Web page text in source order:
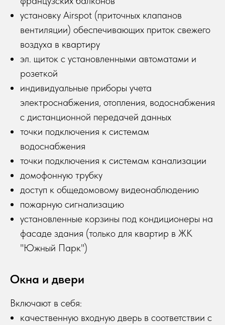
установку Airspot (приточных клапанов
вентиляции) обеспечивающих приток свежего
воздуха в квартиру
эл. щиток с установленными автоматами и
розеткой
индивидуальные приборы учета
электроснабжения, отопления, водоснабжения
с дистанционной передачей данных
точки подключения к системам
водоснабжения
точки подключения к системам канализации
домофонную трубку
доступ к общедомовому видеонаблюдению
пожарную сигнализацию
установленные корзины под кондиционеры на
фасаде здания (только для квартир в ЖК
"Южный Парк")
Окна и двери
Включают в себя:
качественную входную дверь в соответствии с